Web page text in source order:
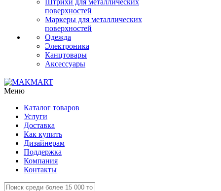
Штрихи для металлических
поверхностей
Маркеры для металлических
поверхностей
Одежда
Электроника
Канцтовары
Аксессуары
Меню
Каталог товаров
Услуги
Доставка
Как купить
Дизайнерам
Поддержка
Компания
Контакты